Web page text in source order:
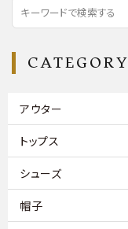
CATEGORY
アウター
トップス
シューズ
帽子